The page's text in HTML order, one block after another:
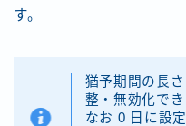
す。
猶予期間の長
整・無効化でき
なお 0 日に設